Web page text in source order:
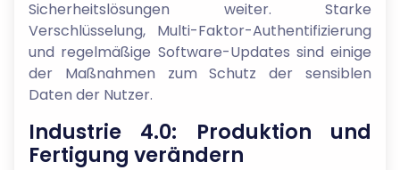
Sicherheitslösungen weiter. Starke
Verschlüsselung, Multi-Faktor-Authentifizierung
und regelmäßige Software-Updates sind einige
der Maßnahmen zum Schutz der sensiblen
Daten der Nutzer.
Industrie 4.0: Produktion und
Fertigung verändern